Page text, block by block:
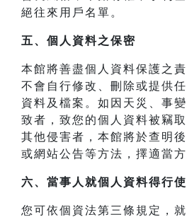
絕往來用戶名單。
五、個人資料之保密
本館將善盡個人資料保護之
不會自行修改、刪除或提供
資料及檔案。如因天災、事
致者，致您的個人資料被竊
其他侵害者，本館將於查明
或網站公告等方法，擇適當方
六、當事人就個人資料得行使
您可依個資法第三條規定，